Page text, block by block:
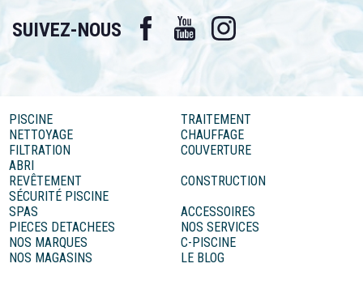
SUIVEZ-NOUS Facebook YouTube Instagram
PISCINE
TRAITEMENT
NETTOYAGE
CHAUFFAGE
FILTRATION
COUVERTURE
ABRI
REVÊTEMENT
CONSTRUCTION
SÉCURITÉ PISCINE
SPAS
ACCESSOIRES
PIECES DETACHEES
NOS SERVICES
NOS MARQUES
C-PISCINE
NOS MAGASINS
LE BLOG